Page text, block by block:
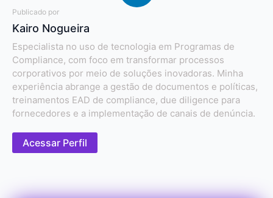
Publicado por
Kairo Nogueira
Especialista no uso de tecnologia em Programas de
Compliance, com foco em transformar processos
corporativos por meio de soluções inovadoras. Minha
experiência abrange a gestão de documentos e políticas,
treinamentos EAD de compliance, due diligence para
fornecedores e a implementação de canais de denúncia.
Acessar Perfil